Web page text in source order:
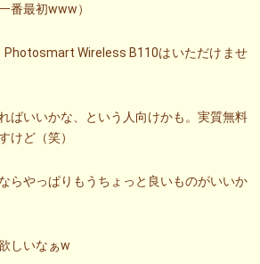
番最初www）
Photosmart Wireless B110はいただけませ
ばいいかな、という人向けかも。実質無料
けど（笑）
らやっぱりもうちょっと良いものがいいか
しいなぁw